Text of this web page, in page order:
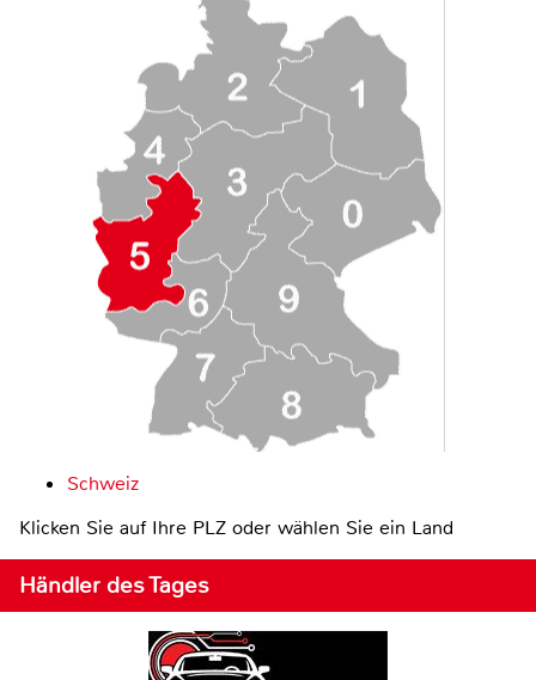
Schweiz
Klicken Sie auf Ihre PLZ oder wählen Sie ein Land
Händler des Tages